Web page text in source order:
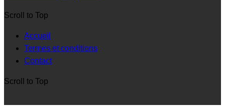
Scroll to Top
Accueil
Termes et conditions
Contact
Scroll to Top